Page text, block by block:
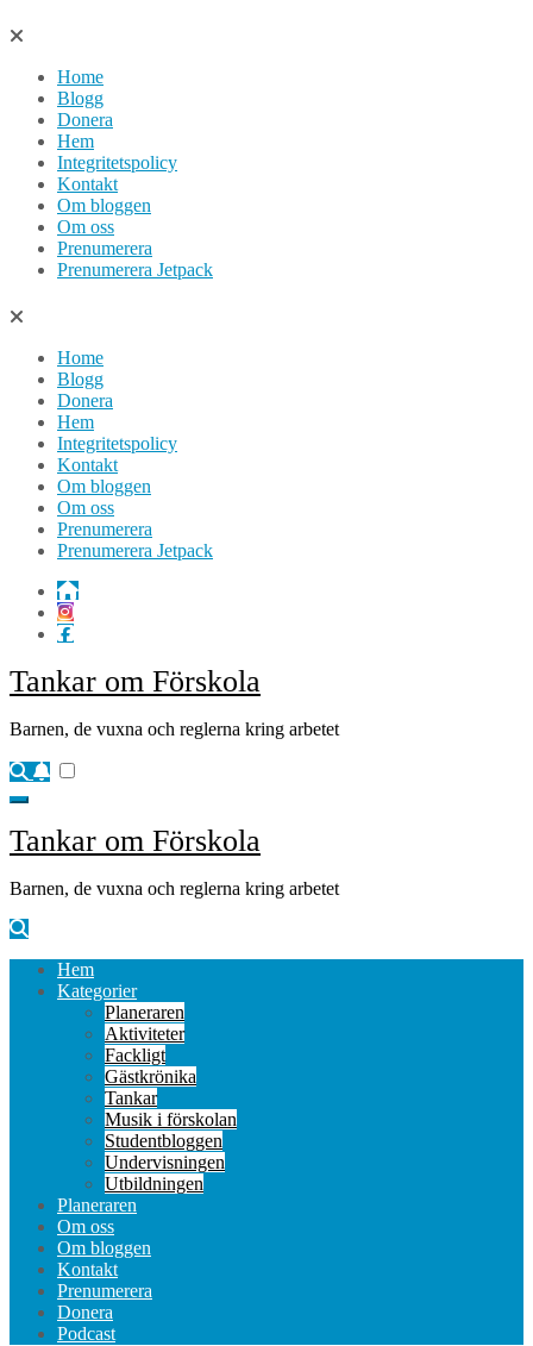
Hoppa
innehållHome
Blogg
Donera
Hem
Integritetspolicy
Kontakt
Om bloggen
Om oss
Prenumerera
Prenumerera Jetpack
Home
Blogg
Donera
Hem
Integritetspolicy
Kontakt
Om bloggen
Om oss
Prenumerera
Prenumerera Jetpack
Tankar om Förskola
Barnen, de vuxna och reglerna kring arbetet
Tankar om Förskola
Barnen, de vuxna och reglerna kring arbetet
Hem
Kategorier
Planeraren
Aktiviteter
Fackligt
Gästkrönika
Tankar
Musik i förskolan
Studentbloggen
Undervisningen
Utbildningen
Planeraren
Om oss
Om bloggen
Kontakt
Prenumerera
Donera
Podcast